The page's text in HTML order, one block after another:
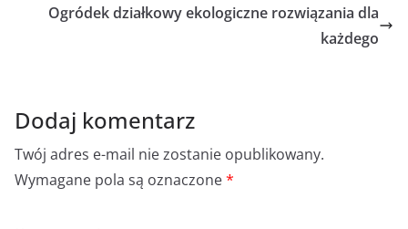
Ogródek działkowy ekologiczne rozwiązania dla
każdego
Dodaj komentarz
Twój adres e-mail nie zostanie opublikowany.
Wymagane pola są oznaczone*